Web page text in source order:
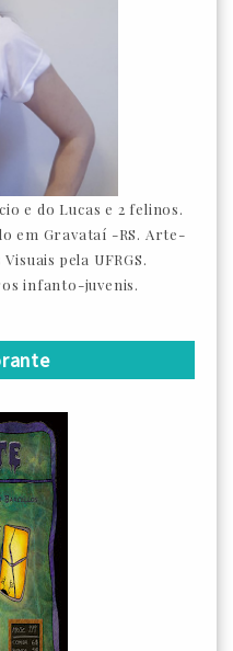
e do Lucas e 2 felinos.
em Gravataí -RS. Arte-
pela UFRGS.
infanto-juvenis.